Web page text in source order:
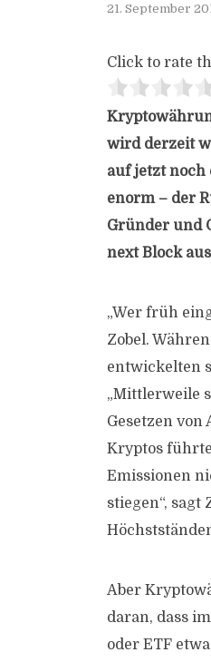
21. September
Click to rate
wird derzeit
auf jetzt noch
enorm – der
Gründer und
next Block
„Wer früh
Zobel.
entwickelten
„Mittlerweile
Gesetzen von
Kryptos
Emissionen
stiegen“,
Aber
daran, dass
oder ETF